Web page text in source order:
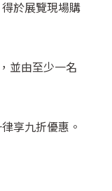
於展覽現場購
並由至少一名
享九折優惠。